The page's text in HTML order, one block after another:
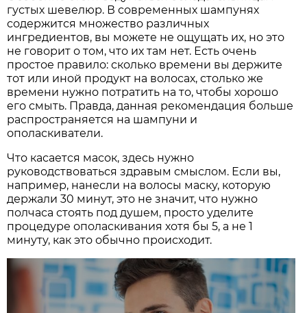
густых шевелюр. В современных шампунях
содержится множество различных
ингредиентов, вы можете не ощущать их, но это
не говорит о том, что их там нет. Есть очень
простое правило: сколько времени вы держите
тот или иной продукт на волосах, столько же
времени нужно потратить на то, чтобы хорошо
его смыть. Правда, данная рекомендация больше
распространяется на шампуни и
ополаскиватели.
Что касается масок, здесь нужно
руководствоваться здравым смыслом. Если вы,
например, нанесли на волосы маску, которую
держали 30 минут, это не значит, что нужно
полчаса стоять под душем, просто уделите
процедуре ополаскивания хотя бы 5, а не 1
минуту, как это обычно происходит.